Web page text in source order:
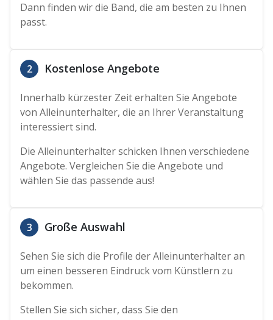
Dann finden wir die Band, die am besten zu Ihnen
passt.
2 Kostenlose Angebote
Innerhalb kürzester Zeit erhalten Sie Angebote
von Alleinunterhalter, die an Ihrer Veranstaltung
interessiert sind.
Die Alleinunterhalter schicken Ihnen verschiedene
Angebote. Vergleichen Sie die Angebote und
wählen Sie das passende aus!
3 Große Auswahl
Sehen Sie sich die Profile der Alleinunterhalter an
um einen besseren Eindruck vom Künstlern zu
bekommen.
Stellen Sie sich sicher, dass Sie den